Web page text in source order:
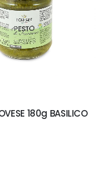
180g BASILICO